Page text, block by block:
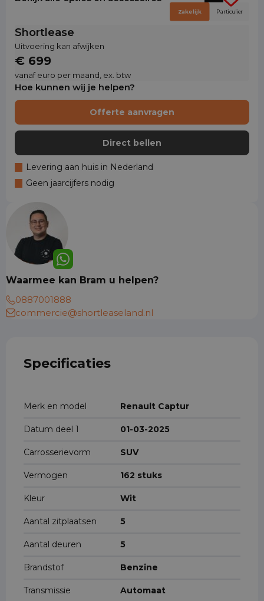
Shortlease
Uitvoering kan afwijken
€ 699
vanaf euro per maand, ex. btw
Zakelijk Particulier
Hoe kunnen wij je helpen?
Offerte aanvragen
Direct bellen
Levering aan huis in Nederland
Geen jaarcijfers nodig
Waarmee kan Bram u helpen?
0887001888
commercie@shortleaseland.nl
Specificaties
Merk en model Renault Captur
Datum deel 1 01-03-2025
Carrosserievorm SUV
Vermogen 162 stuks
Kleur Wit
Aantal zitplaatsen 5
Aantal deuren 5
Brandstof Benzine
Transmissie Automaat